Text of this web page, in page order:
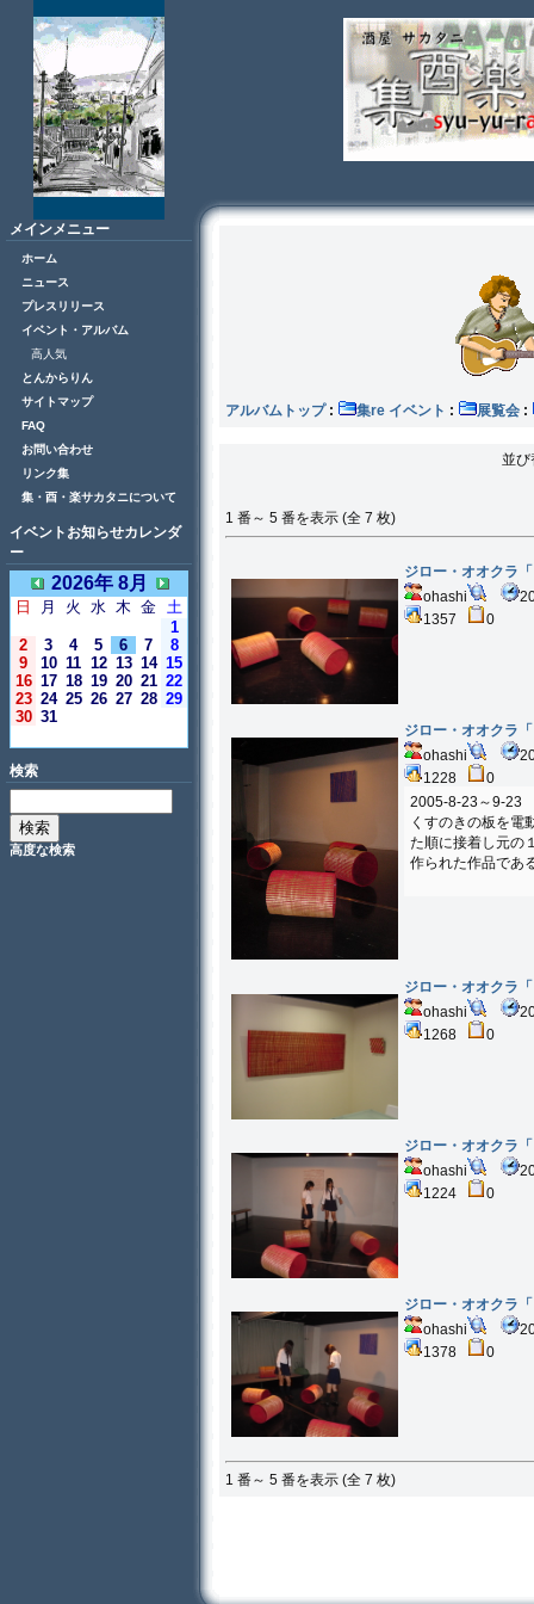
メインメニュー
ホーム
ニュース
プレスリリース
イベント・アルバム
高人気
とんからりん
サイトマップ
FAQ
お問い合わせ
リンク集
集・酉・楽サカタニについて
イベントお知らせカレンダ
ー
2026年 8月
日 月 火 水 木 金 土
1
2
3 4 5 6 7
8
9
10 11 12 13 14 15
16 17 18 19 20 21 22
23 24 25 26 27 28 29
30 31
検索
高度な検索
アルバムトップ: 集re イベント : 展覧会 :
並
1 番～ 5 番を表示 (全 7 枚)
ジロー・オオクラ
ohashi
1357
0
ジロー・オオクラ
ohashi
1228
0
2005-8-23～9-23
くすのきの板を電
た順に接着し元の
作られた作品であ
ジロー・オオクラ
ohashi
1268
0
ジロー・オオクラ
ohashi
1224
0
ジロー・オオクラ
ohashi
1378
0
1 番～ 5 番を表示 (全 7 枚)